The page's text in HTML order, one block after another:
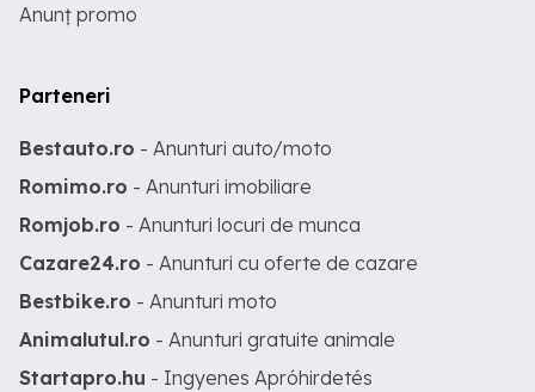
Anunț promo
Parteneri
Bestauto.ro - Anunturi auto/moto
Romimo.ro - Anunturi imobiliare
Romjob.ro - Anunturi locuri de munca
Cazare24.ro - Anunturi cu oferte de cazare
Bestbike.ro - Anunturi moto
Animalutul.ro - Anunturi gratuite animale
Startapro.hu - Ingyenes Apróhirdetés